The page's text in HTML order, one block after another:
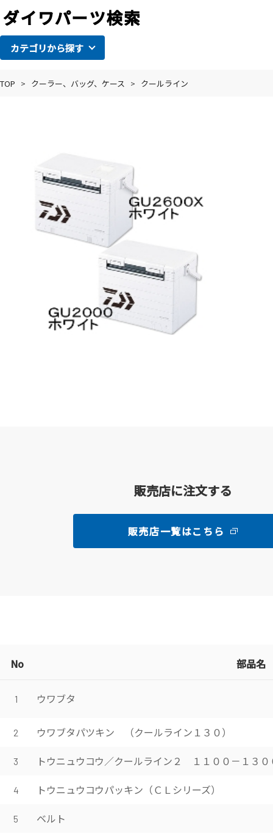
カテゴリから探す
TOP > クーラー、バッグ、ケース > クールライン
販売店に注文する
販売店一覧はこちら
No 部品名
1 ウワブタ
2 ウワブタパツキン （クールライン１３０）
3 トウニュウコウ／クールライン２ １１００－１３０
4 トウニュウコウパッキン（ＣＬシリーズ）
5 ベルト